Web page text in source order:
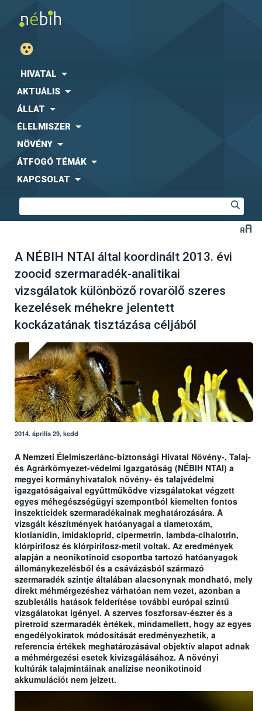
HIVATAL
AKTUÁLIS
ÁLLAT
ÉLELMISZER
NÖVÉNY
ÁTFOGÓ TÉMÁK
KAPCSOLAT
A NÉBIH NTAI által koordinált 2013. évi
zoocid szermaradék-analitikai
vizsgálatok különböző rovarölő szeres
kezelések méhekre jelentett
kockázatának tisztázása céljából
2014. április 29, kedd
A Nemzeti Élelmiszerlánc-biztonsági Hivatal Növény-, Talaj-
és Agrárkörnyezet-védelmi Igazgatóság (NÉBIH NTAI) a
megyei kormányhivatalok növény- és talajvédelmi
igazgatóságaival együttműködve vizsgálatokat végzett
egyes méhegészségügyi szempontból kiemelten fontos
inszekticidek szermaradékainak meghatározására. A
vizsgált készítmények hatóanyagai a tiametoxám,
klotianidin, imidakloprid, cipermetrin, lambda-cihalotrin,
klórpirifosz és klórpirifosz-metil voltak. Az eredmények
alapján a neonikotinoid csoportba tartozó hatóanyagok
állománykezelésből és a csávázásból származó
szermaradék szintje általában alacsonynak mondható, mely
direkt méhmérgezéshez várhatóan nem vezet, azonban a
szubletális hatások felderítése további európai szintű
vizsgálatokat igényel. A szerves foszforsav-észter és a
piretroid szermaradék értékek, mindamellett, hogy az egyes
engedélyokiratok módosítását eredményezhetik, a
referencia értékek meghatározásával objektív alapot adnak
a méhmérgezési esetek kivizsgálásához. A növényi
kultúrák talajmintáinak analízise neonikotinoid
akkumulációt nem jelzett.